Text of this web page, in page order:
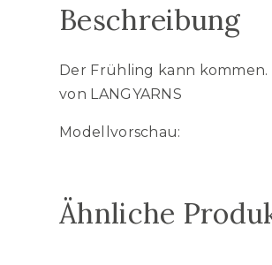
Beschreibung
Der Frühling kann
von LANGYARNS
Modellvorschau:
Ähnliche